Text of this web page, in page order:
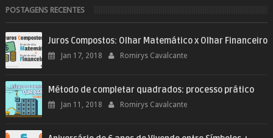
POSTAGENS RECENTES
Juros Compostos: Olhar Matemático x Olhar Financeiro
Jan 17, 2018 Romirys Cavalcante
Método de completar quadrados: processo prático
Jan 11, 2018 Romirys Cavalcante